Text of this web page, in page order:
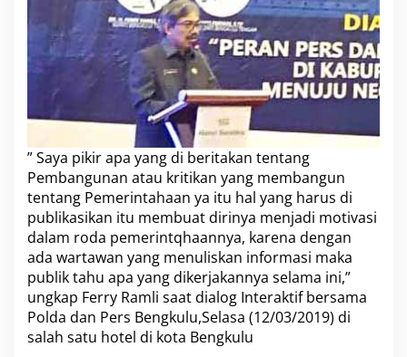
” Saya pikir apa yang di beritakan tentang
Pembangunan atau kritikan yang membangun
tentang Pemerintahaan ya itu hal yang harus di
publikasikan itu membuat dirinya menjadi motivasi
dalam roda pemerintqhaannya, karena dengan
ada wartawan yang menuliskan informasi maka
publik tahu apa yang dikerjakannya selama ini,”
ungkap Ferry Ramli saat dialog Interaktif bersama
Polda dan Pers Bengkulu,Selasa (12/03/2019) di
salah satu hotel di kota Bengkulu